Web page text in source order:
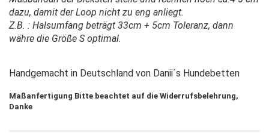
dazu, damit der Loop nicht zu eng anliegt.
Z.B. : Halsumfang beträgt 33cm + 5cm Toleranz, dann
währe die Größe S optimal.
Handgemacht in Deutschland von Danii´s Hundebetten
Maßanfertigung Bitte beachtet auf die Widerrufsbelehrung,
Danke